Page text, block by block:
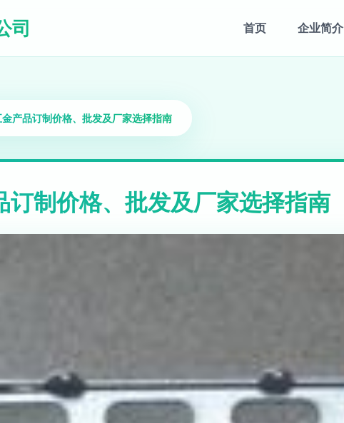
司 首页 企业简介
产品订制价格、批发及厂家选择指南
订制价格、批发及厂家选择指南